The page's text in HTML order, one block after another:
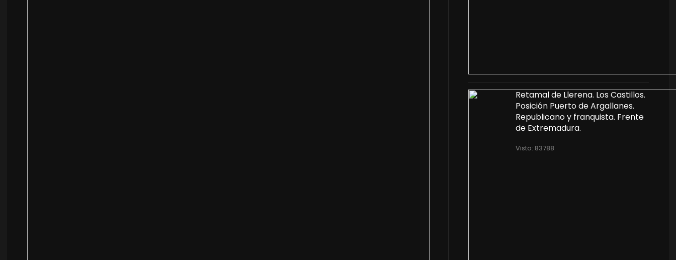
Retamal de Llerena. Los Castillos.
Posición Puerto de Argallanes.
Republicano y franquista. Frente
de Extremadura.
Visto: 83788